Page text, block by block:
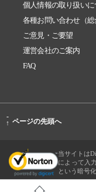
個人情報の取り扱いに
各種お問い合わせ（総
ご意見・ご要望
運営会社のご案内
FAQ
-
↑ ページの先頭へ
当サイトは
によって入
という暗号